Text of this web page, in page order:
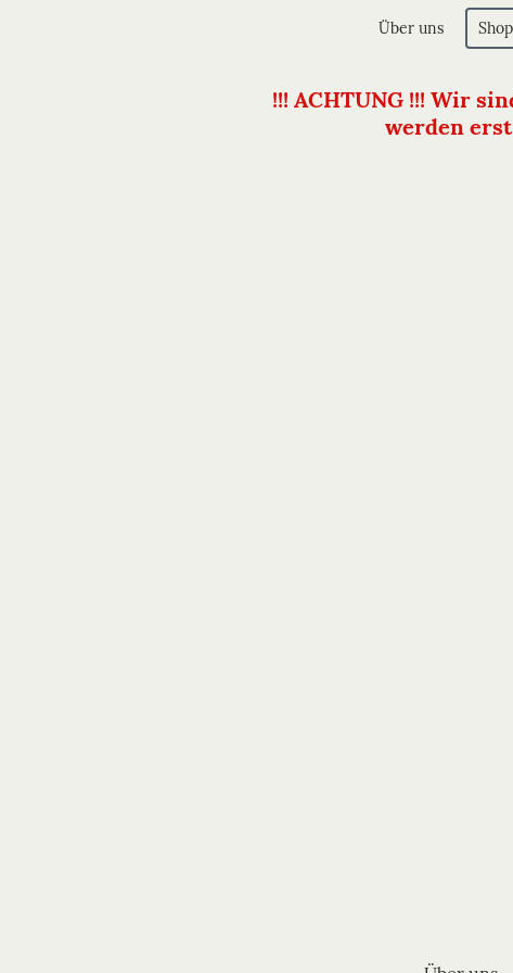
Über uns Shop
!!! ACHTUNG !!! Wir
werden